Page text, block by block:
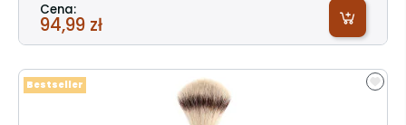
Cena:
94,99 zł
Bestseller